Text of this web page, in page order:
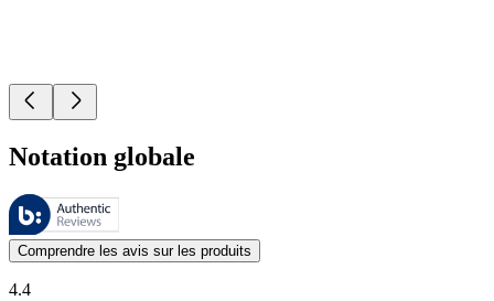
Notation globale
Ces évaluations sont gérées par Bazaarvoice et sont conformes à la
Les avis des clients exprimés sous forme d'évaluations de produits
Comprendre les avis sur les produits
4.4